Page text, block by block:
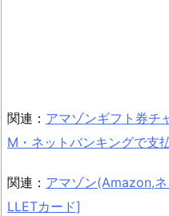
関連： アマゾンギフト券チ
M・ネットバンキングで支
関連： アマゾン(Amazon,
LLETカード]